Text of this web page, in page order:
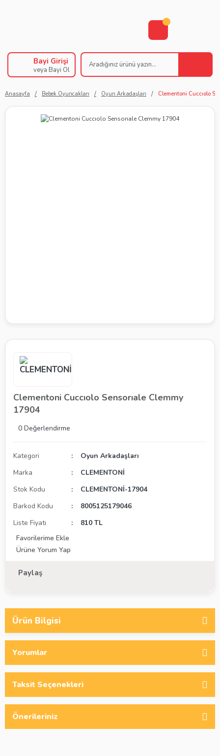
Bayi Girişi
veya Bayi Ol
Anasayfa Bebek Oyuncakları Oyun Arkadaşları Clementoni Cuccıolo
Clementoni Cuccıolo Sensorıale Clemmy
17904
0 Değerlendirme
Kategori
Oyun Arkadaşları
Marka
CLEMENTONİ
Stok Kodu
CLEMENTONİ-17904
Barkod Kodu
8005125179046
Liste Fiyatı
810 TL
Ürüne Yorum Yap
Paylaş
Ürün Bilgisi
Yorumlar
Taksit Seçenekleri
Önerileriniz